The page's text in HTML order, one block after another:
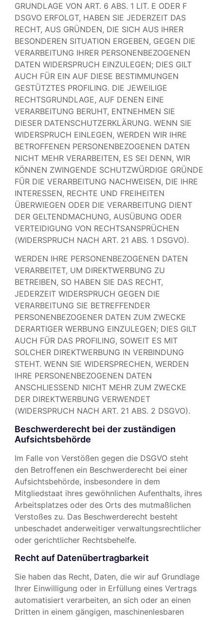
GRUNDLAGE VON ART. 6 ABS. 1 LIT. E ODER F
DSGVO ERFOLGT, HABEN SIE JEDERZEIT DAS
RECHT, AUS GRÜNDEN, DIE SICH AUS IHRER
BESONDEREN SITUATION ERGEBEN, GEGEN DIE
VERARBEITUNG IHRER PERSONENBEZOGENEN
DATEN WIDERSPRUCH EINZULEGEN; DIES GILT
AUCH FÜR EIN AUF DIESE BESTIMMUNGEN
GESTÜTZTES PROFILING. DIE JEWEILIGE
RECHTSGRUNDLAGE, AUF DENEN EINE
VERARBEITUNG BERUHT, ENTNEHMEN SIE
DIESER DATENSCHUTZERKLÄRUNG. WENN SIE
WIDERSPRUCH EINLEGEN, WERDEN WIR IHRE
BETROFFENEN PERSONENBEZOGENEN DATEN
NICHT MEHR VERARBEITEN, ES SEI DENN, WIR
KÖNNEN ZWINGENDE SCHUTZWÜRDIGE GRÜNDE
FÜR DIE VERARBEITUNG NACHWEISEN, DIE IHRE
INTERESSEN, RECHTE UND FREIHEITEN
ÜBERWIEGEN ODER DIE VERARBEITUNG DIENT
DER GELTENDMACHUNG, AUSÜBUNG ODER
VERTEIDIGUNG VON RECHTSANSPRÜCHEN
(WIDERSPRUCH NACH ART. 21 ABS. 1 DSGVO).
WERDEN IHRE PERSONENBEZOGENEN DATEN
VERARBEITET, UM DIREKTWERBUNG ZU
BETREIBEN, SO HABEN SIE DAS RECHT,
JEDERZEIT WIDERSPRUCH GEGEN DIE
VERARBEITUNG SIE BETREFFENDER
PERSONENBEZOGENER DATEN ZUM ZWECKE
DERARTIGER WERBUNG EINZULEGEN; DIES GILT
AUCH FÜR DAS PROFILING, SOWEIT ES MIT
SOLCHER DIREKTWERBUNG IN VERBINDUNG
STEHT. WENN SIE WIDERSPRECHEN, WERDEN
IHRE PERSONENBEZOGENEN DATEN
ANSCHLIESSEND NICHT MEHR ZUM ZWECKE
DER DIREKTWERBUNG VERWENDET
(WIDERSPRUCH NACH ART. 21 ABS. 2 DSGVO).
Beschwerde­recht bei der zuständigen
Aufsichts­behörde
Im Falle von Verstößen gegen die DSGVO steht
den Betroffenen ein Beschwerderecht bei einer
Aufsichtsbehörde, insbesondere in dem
Mitgliedstaat ihres gewöhnlichen Aufenthalts, ihres
Arbeitsplatzes oder des Orts des mutmaßlichen
Verstoßes zu. Das Beschwerderecht besteht
unbeschadet anderweitiger verwaltungsrechtlicher
oder gerichtlicher Rechtsbehelfe.
Recht auf Daten­übertrag­barkeit
Sie haben das Recht, Daten, die wir auf Grundlage
Ihrer Einwilligung oder in Erfüllung eines Vertrags
automatisiert verarbeiten, an sich oder an einen
Dritten in einem gängigen, maschinenlesbaren